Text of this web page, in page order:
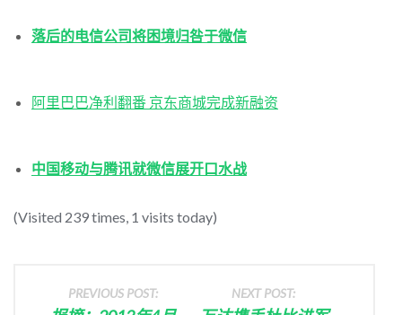
落后的电信公司将困境归咎于微信
阿里巴巴净利翻番 京东商城完成新融资
中国移动与腾讯就微信展开口水战
(Visited 239 times, 1 visits today)
PREVIOUS POST: NEXT POST: